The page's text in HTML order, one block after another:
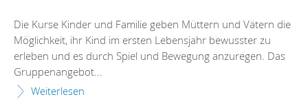
Die Kurse Kinder und Familie geben Müttern und Vätern die
Möglichkeit, ihr Kind im ersten Lebensjahr bewusster zu
erleben und es durch Spiel und Bewegung anzuregen. Das
Gruppenangebot...
Weiterlesen